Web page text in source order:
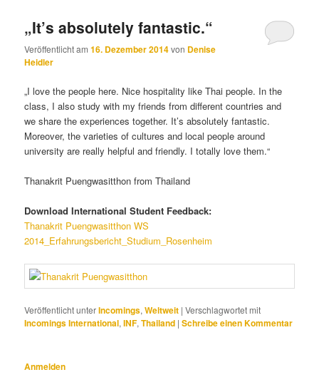
„It’s absolutely fantastic.“
Veröffentlicht am16. Dezember 2014von Denise
Heidler
„I love the people here. Nice hospitality like Thai people. In the
class, I also study with my friends from different countries and
we share the experiences together. It’s absolutely fantastic.
Moreover, the varieties of cultures and local people around
university are really helpful and friendly. I totally love them.“
Thanakrit Puengwasitthon from Thailand
Download International Student Feedback:
Thanakrit Puengwasitthon WS
2014_Erfahrungsbericht_Studium_Rosenheim
Veröffentlicht unterIncomings,Weltweit |Verschlagwortet mit
Incomings International,INF,Thailand |Schreibe einen Kommentar
Anmelden